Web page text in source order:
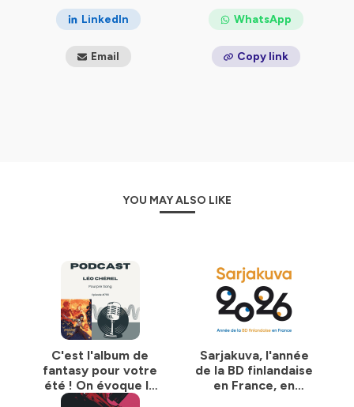
confidentialite
pour plus d'informations.
LinkedIn WhatsApp
Email Copy link
YOU MAY ALSO LIKE
C'est l'album de
fantasy pour votre
été ! On évoque le
premier tome de
Sarjakuva, l'année
de la BD finlandaise
en France, en